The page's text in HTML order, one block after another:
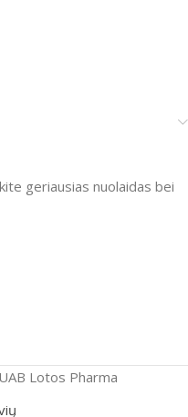
geriausias nuolaidas bei
Lotos Pharma